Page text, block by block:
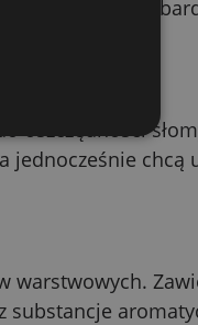
czystszego i
oszczędności
jednocześnie
warstwowych.